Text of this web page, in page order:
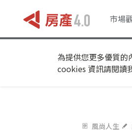
市場
為提供您更多優質
cookies 資訊請閱讀
風尚人生